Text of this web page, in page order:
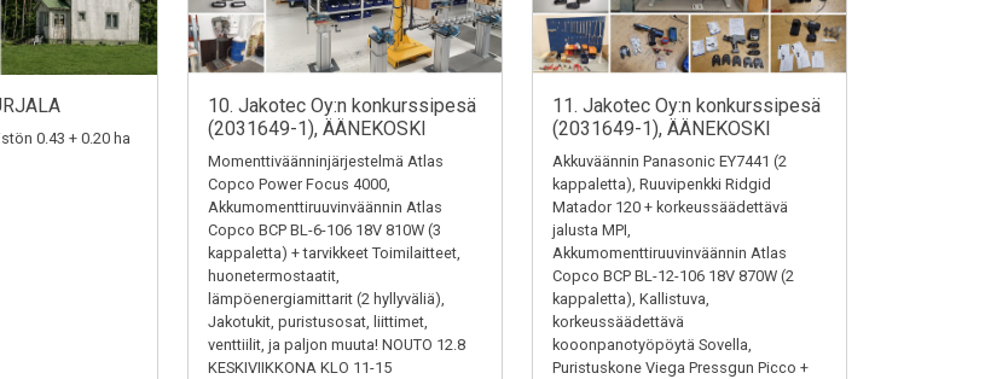
0.43 + 0.20 ha
10. Jakotec Oy:n konkurssipesä
(2031649-1), ÄÄNEKOSKI
Momenttiväänninjärjestelmä Atlas
Copco Power Focus 4000,
Akkumomenttiruuvinväännin Atlas
Copco BCP BL-6-106 18V 810W (3
kappaletta) + tarvikkeet Toimilaitteet,
huonetermostaatit,
lämpöenergiamittarit (2 hyllyväliä),
Jakotukit, puristusosat, liittimet,
venttiilit, ja paljon muuta! NOUTO 12.8
KESKIVIIKKONA KLO 11-15
11. Jakotec Oy:n konkurssipesä
(2031649-1), ÄÄNEKOSKI
Akkuväännin Panasonic EY7441 (2
kappaletta), Ruuvipenkki Ridgid
Matador 120 + korkeussäädettävä
jalusta MPI,
Akkumomenttiruuvinväännin Atlas
Copco BCP BL-12-106 18V 870W (2
kappaletta), Kallistuva,
korkeussäädettävä
kooonpanotyöpöytä Sovella,
Puristuskone Viega Pressgun Picco +